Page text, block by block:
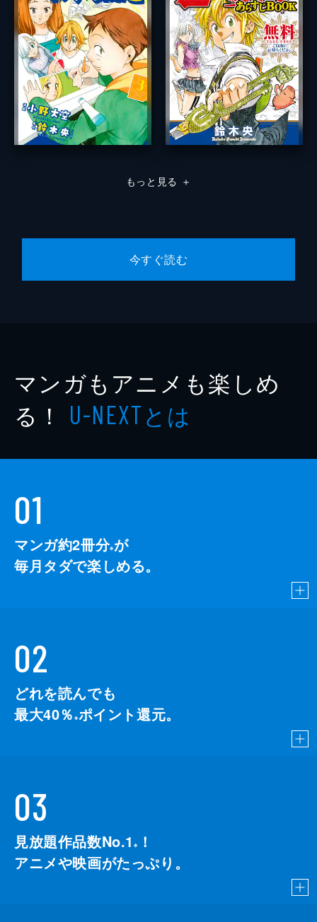
もっと見る ＋
今すぐ読む
マンガもアニメも楽しめ
る！ U-NEXTとは
01
マンガ約2冊分※が
毎月タダで楽しめる。
02
どれを読んでも
最大40％ ※ポイント還元。
03
見放題作品数No.1 ※
！
アニメや映画がたっぷり。